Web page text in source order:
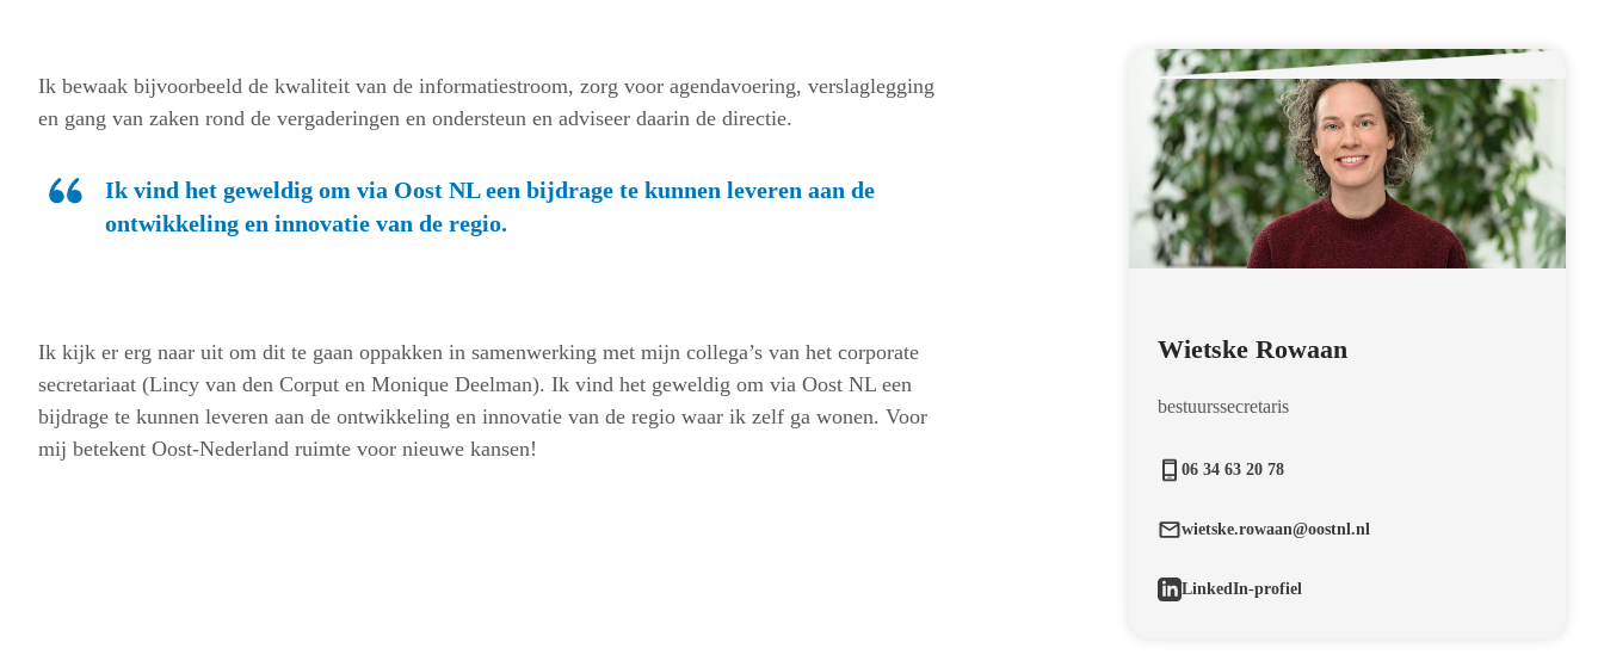
Ik bewaak bijvoorbeeld de kwaliteit van de informatiestroom, zorg voor agendavoering, verslaglegging
en gang van zaken rond de vergaderingen en ondersteun en adviseer daarin de directie.
Ik vind het geweldig om via Oost NL een bijdrage te kunnen leveren aan de
ontwikkeling en innovatie van de regio.
Ik kijk er erg naar uit om dit te gaan oppakken in samenwerking met mijn collega’s van het corporate
secretariaat (Lincy van den Corput en Monique Deelman). Ik vind het geweldig om via Oost NL een
bijdrage te kunnen leveren aan de ontwikkeling en innovatie van de regio waar ik zelf ga wonen. Voor
mij betekent Oost-Nederland ruimte voor nieuwe kansen!
Wietske Rowaan
bestuurssecretaris
06 34 63 20 78
wietske.rowaan@oostnl.nl
LinkedIn-profiel